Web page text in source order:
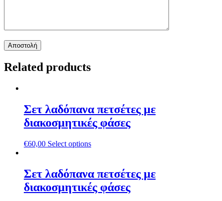
Related products
Σετ λαδόπανα πετσέτες με
διακοσμητικές φάσες
€60,00 Select options
Σετ λαδόπανα πετσέτες με
διακοσμητικές φάσες